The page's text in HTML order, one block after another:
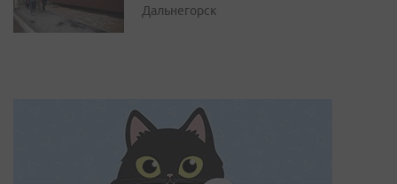
Дальнегорск